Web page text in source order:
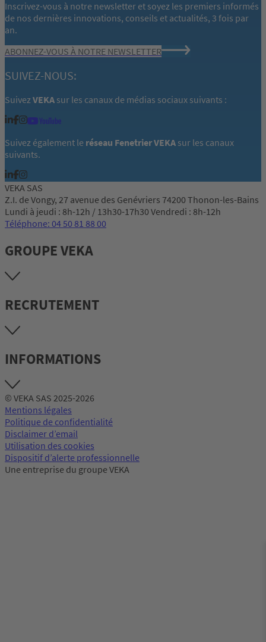
Inscrivez-vous à notre newsletter et soyez les premiers informés
de nos dernières innovations, conseils et actualités, 3 fois par
an.
ABONNEZ-VOUS À NOTRE NEWSLETTER
SUIVEZ-NOUS:
SuivezVEKA sur les canaux de médias sociaux suivants :
Suivez également le réseau Fenetrier VEKA sur les canaux
suivants.
VEKA SAS
Z.I. de Vongy, 27 avenue des Genévriers 74200 Thonon-les-Bains
Lundi à jeudi : 8h-12h / 13h30-17h30 Vendredi : 8h-12h
Téléphone: 04 50 81 88 00
GROUPE VEKA
RECRUTEMENT
INFORMATIONS
© VEKA SAS 2025-2026
Mentions légales
Politique de confidentialité
Disclaimer d’email
Utilisation des cookies
Dispositif d’alerte professionnelle
Une entreprise du groupe VEKA